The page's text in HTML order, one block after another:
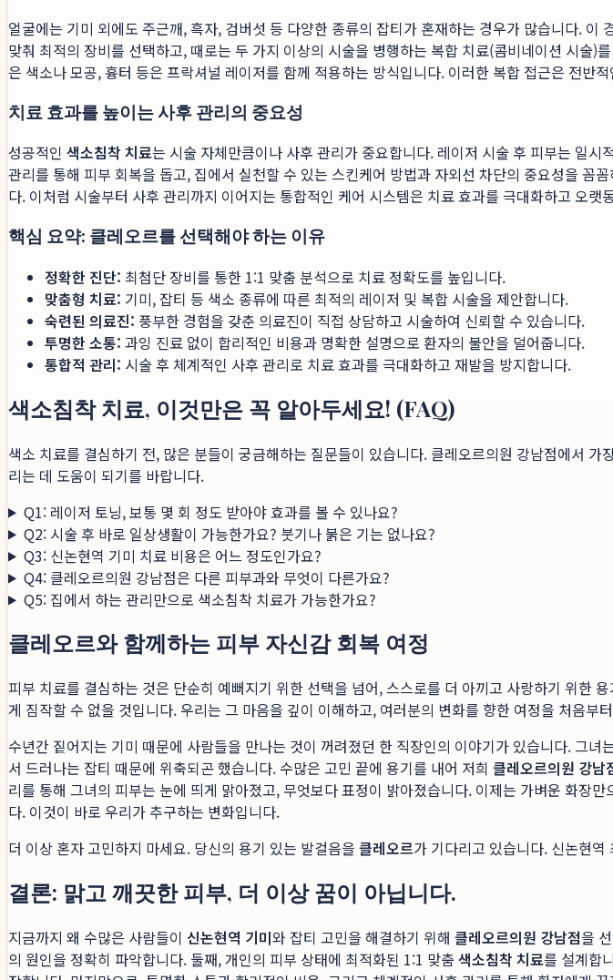
얼굴에는 기미 외에도 주근깨, 흑자, 검버섯 등 다양한 종류의 잡티가 혼재하는 경우가 많습니다.
맞춰 최적의 장비를 선택하고, 때로는 두 가지 이상의 시술을 병행하는 복합 치료(콤비네이션 시술)
은 색소나 모공, 흉터 등은 프락셔널 레이저를 함께 적용하는 방식입니다. 이러한 복합 접근은 전반
치료 효과를 높이는 사후 관리의 중요성
성공적인 색소침착 치료는 시술 자체만큼이나 사후 관리가 중요합니다. 레이저 시술 후 피부는 일
관리를 통해 피부 회복을 돕고, 집에서 실천할 수 있는 스킨케어 방법과 자외선 차단의 중요성을 꼼
다. 이처럼 시술부터 사후 관리까지 이어지는 통합적인 케어 시스템은 치료 효과를 극대화하고 오
핵심 요약: 클레오르를 선택해야 하는 이유
정확한 진단: 최첨단 장비를 통한 1:1 맞춤 분석으로 치료 정확도를 높입니다.
맞춤형 치료: 기미, 잡티 등 색소 종류에 따른 최적의 레이저 및 복합 시술을 제안합니다.
숙련된 의료진: 풍부한 경험을 갖춘 의료진이 직접 상담하고 시술하여 신뢰할 수 있습니다.
투명한 소통: 과잉 진료 없이 합리적인 비용과 명확한 설명으로 환자의 불안을 덜어줍니다.
통합적 관리: 시술 후 체계적인 사후 관리로 치료 효과를 극대화하고 재발을 방지합니다.
색소침착 치료, 이것만은 꼭 알아두세요! (FAQ)
색소 치료를 결심하기 전, 많은 분들이 궁금해하는 질문들이 있습니다. 클레오르의원 강남점에서
리는 데 도움이 되기를 바랍니다.
Q1: 레이저 토닝, 보통 몇 회 정도 받아야 효과를 볼 수 있나요?
Q2: 시술 후 바로 일상생활이 가능한가요? 붓기나 붉은 기는 없나요?
Q3: 신논현역 기미 치료 비용은 어느 정도인가요?
Q4: 클레오르의원 강남점은 다른 피부과와 무엇이 다른가요?
Q5: 집에서 하는 관리만으로 색소침착 치료가 가능한가요?
클레오르와 함께하는 피부 자신감 회복 여정
피부 치료를 결심하는 것은 단순히 예뻐지기 위한 선택을 넘어, 스스로를 더 아끼고 사랑하기 위한
게 짐작할 수 없을 것입니다. 우리는 그 마음을 깊이 이해하고, 여러분의 변화를 향한 여정을 처음부
수년간 짙어지는 기미 때문에 사람들을 만나는 것이 꺼려졌던 한 직장인의 이야기가 있습니다. 그
서 드러나는 잡티 때문에 위축되곤 했습니다. 수많은 고민 끝에 용기를 내어 저희 클레오르의원 강남
리를 통해 그녀의 피부는 눈에 띄게 맑아졌고, 무엇보다 표정이 밝아졌습니다. 이제는 가벼운 화장
다. 이것이 바로 우리가 추구하는 변화입니다.
더 이상 혼자 고민하지 마세요. 당신의 용기 있는 발걸음을 클레오르가 기다리고 있습니다. 신논현역
결론: 맑고 깨끗한 피부, 더 이상 꿈이 아닙니다.
지금까지 왜 수많은 사람들이 신논현역 기미와 잡티 고민을 해결하기 위해 클레오르의원 강남점을
의 원인을 정확히 파악합니다. 둘째, 개인의 피부 상태에 최적화된 1:1 맞춤 색소침착 치료를 설계합